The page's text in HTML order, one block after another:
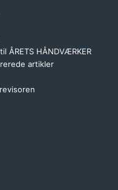
ÅRETS HÅNDVÆRKER
artikler